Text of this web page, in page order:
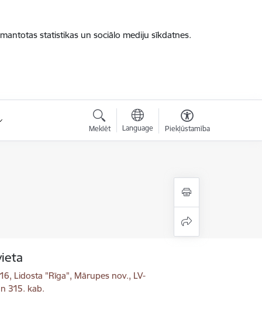
statistikas un sociālo mediju sīkdatnes.
Meklēt Language Piekļūstamība
Lidosta "Rīga", Mārupes nov., LV-
315. kab.